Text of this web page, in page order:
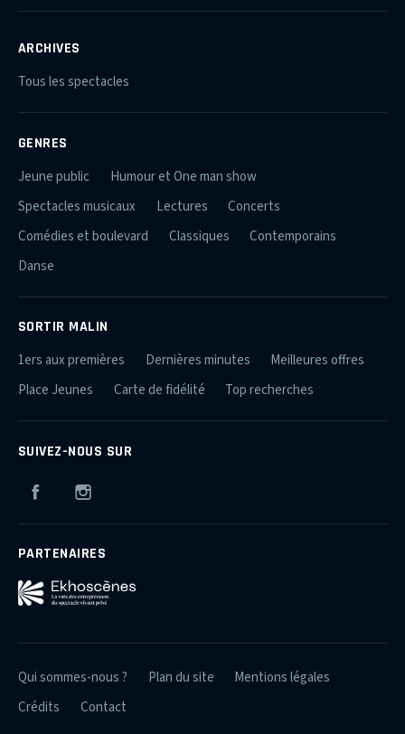
ARCHIVES
Tous les spectacles
GENRES
Jeune public
Humour et One man show
Spectacles musicaux
Lectures
Concerts
Comédies et boulevard
Classiques
Contemporains
Danse
SORTIR MALIN
1ers aux premières Dernières minutes
Meilleures offres
Place Jeunes
Carte de fidélité Top recherches
SUIVEZ-NOUS SUR
Facebook
PARTENAIRES
Qui sommes-nous ? Plan du site
Mentions légales
Crédits
Contact